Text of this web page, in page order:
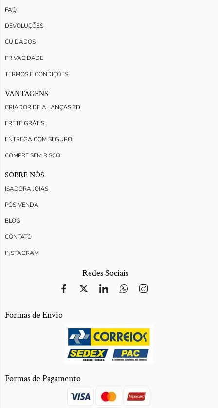
FAQ
DEVOLUÇÕES
CUIDADOS
PRIVACIDADE
TERMOS E CONDIÇÕES
VANTAGENS
CRIADOR DE ALIANÇAS 3D
FRETE GRÁTIS
ENTREGA COM SEGURO
COMPRE SEM RISCO
SOBRE NÓS
ISADORA JOIAS
PÓS-VENDA
BLOG
CONTATO
INSTAGRAM
Redes Sociais
Formas de Envio
Formas de Pagamento